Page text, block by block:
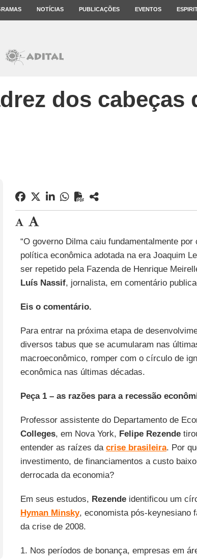
NOTÍCIAS PUBLICAÇÕES EVENTOS
dos cabeças
“O governo Dilma caiu fundamentalmente
política econômica adotada na era Joaquim
ser repetido pela Fazenda de Henrique
Luís Nassif, jornalista, em comentário
Eis o comentário.
Para entrar na próxima etapa de
diversos tabus que se acumularam nas
macroeconômico, romper com o círculo de
econômica nas últimas décadas.
Peça 1 – as razões para a recessão
Professor assistente do Departamento de
Colleges, em Nova York, Felipe Rezende
entender as raízes da crise brasileira. Por
investimento, de financiamentos a custo
derrocada da economia?
Em seus estudos, Rezendeidentificou um
Hyman Minsky, economista pós-keynesiano
da crise de 2008.
1. Nos períodos de bonança, empresas em